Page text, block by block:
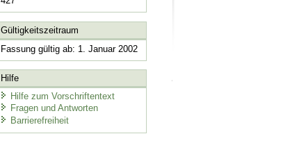
Gültigkeitszeitraum
Fassung gültig ab: 1. Januar 2002
Hilfe
Hilfe zum Vorschriftentext
Fragen und Antworten
Barrierefreiheit